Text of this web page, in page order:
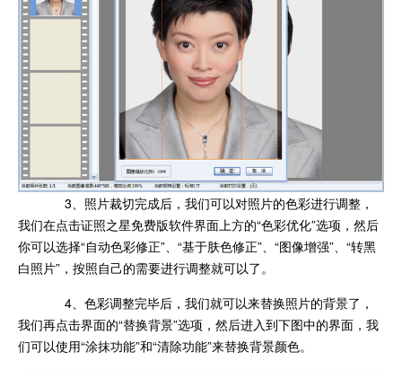
3、照片裁切完成后，我们可以对照片的色彩进行调整，
我们在点击证照之星免费版软件界面上方的“色彩优化”选项，然后
你可以选择“自动色彩修正”、“基于肤色修正”、“图像增强”、“转黑
白照片”，按照自己的需要进行调整就可以了。
4、色彩调整完毕后，我们就可以来替换照片的背景了，
我们再点击界面的“替换背景”选项，然后进入到下图中的界面，我
们可以使用“涂抹功能”和“清除功能”来替换背景颜色。